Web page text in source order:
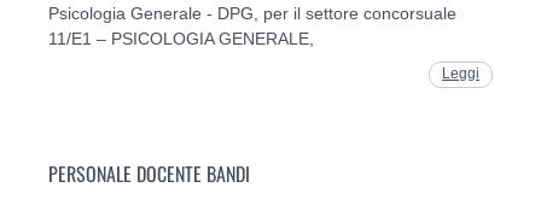
Psicologia Generale - DPG, per il settore concorsuale
11/E1 – PSICOLOGIA GENERALE,
Leggi
PERSONALE DOCENTE BANDI